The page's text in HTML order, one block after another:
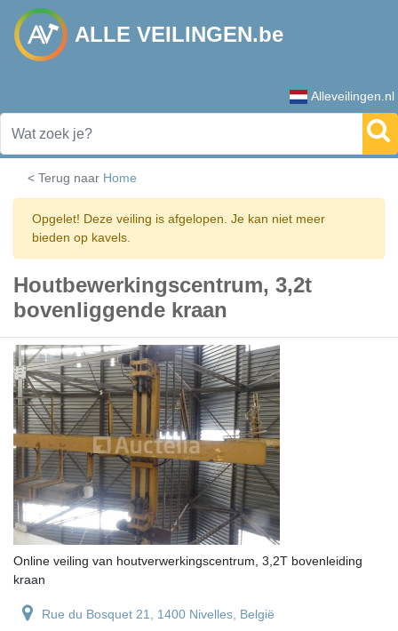
ALLE VEILINGEN.be
Alleveilingen.nl
< Terug naar Home
Opgelet! Deze veiling is afgelopen. Je kan niet meer
bieden op kavels.
Houtbewerkingscentrum, 3,2t
bovenliggende kraan
Online veiling van houtverwerkingscentrum, 3,2T bovenleiding
kraan
Rue du Bosquet 21, 1400 Nivelles, België